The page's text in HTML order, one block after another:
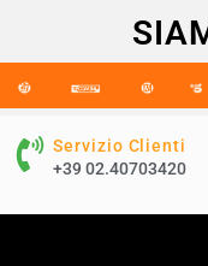
Servizio Clienti
+39 02.40703420